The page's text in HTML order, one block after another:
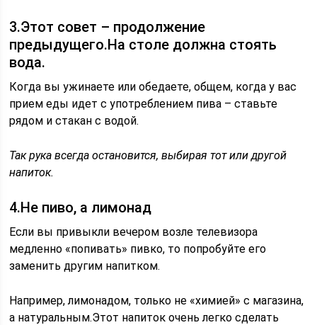
3.Этот совет – продолжение
предыдущего.На столе должна стоять
вода.
Когда вы ужинаете или обедаете, общем, когда у вас
прием еды идет с употреблением пива – ставьте
рядом и стакан с водой.
Так рука всегда остановится, выбирая тот или другой
напиток.
4.Не пиво, а лимонад
Если вы привыкли вечером возле телевизора
медленно «попивать» пивко, то попробуйте его
заменить другим напитком.
Например, лимонадом, только не «химией» с магазина,
а натуральным.Этот напиток очень легко сделать